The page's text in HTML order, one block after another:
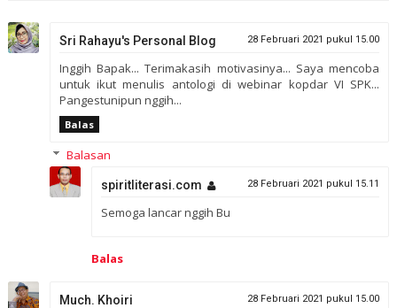
Sri Rahayu's Personal Blog 28 Februari 2021 pukul 15.00
Inggih Bapak... Terimakasih motivasinya... Saya mencoba
untuk ikut menulis antologi di webinar kopdar VI SPK...
Pangestunipun nggih...
Balas
Balasan
spiritliterasi.com 28 Februari 2021 pukul 15.11
Semoga lancar nggih Bu
Balas
Much. Khoiri 28 Februari 2021 pukul 15.00